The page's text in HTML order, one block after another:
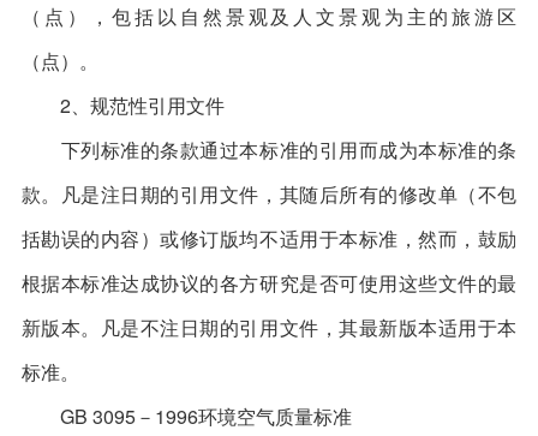
（点），包括以自然景观及人文景观为主的旅游区
（点）。
2、规范性引用文件
下列标准的条款通过本标准的引用而成为本标准的条
款。凡是注日期的引用文件，其随后所有的修改单（不包
括勘误的内容）或修订版均不适用于本标准，然而，鼓励
根据本标准达成协议的各方研究是否可使用这些文件的最
新版本。凡是不注日期的引用文件，其最新版本适用于本
标准。
GB 3095－1996环境空气质量标准